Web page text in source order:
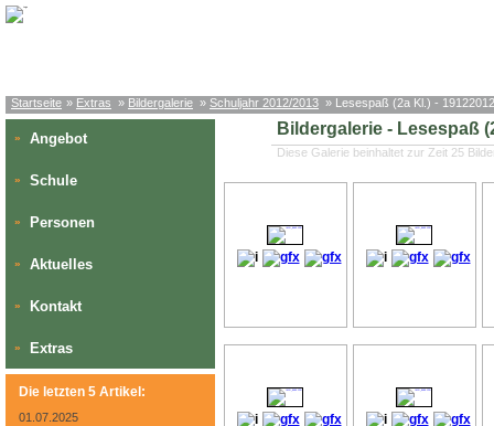
Startseite » Extras » Bildergalerie » Schuljahr 2012/2013 » Lesespaß (2a Kl.) - 19122012
» Angebot
» Schule
» Personen
» Aktuelles
» Kontakt
» Extras
Die letzten 5 Artikel:
01.07.2025
Bildergalerie - Lesespaß
Diese Galerie beinhaltet zur Zeit 25